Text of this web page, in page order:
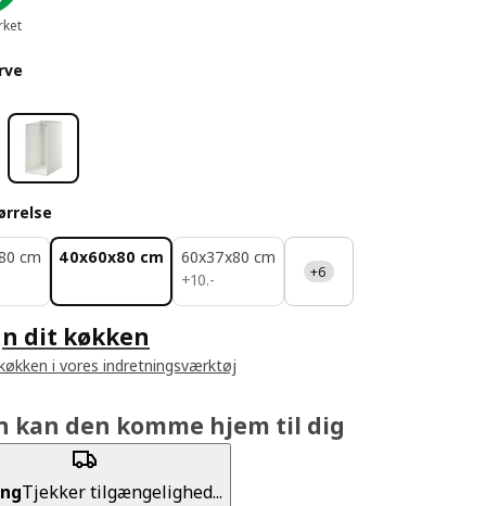
cm
40x60x80 cm
60x37x80 cm
+10.-
10.- +6
dit køkken
i vores indretningsværktøj
kan den komme hjem til dig
Tjekker tilgængelighed...